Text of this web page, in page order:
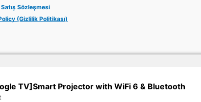
Sözleşmesi
(Gizlilik Politikası)
Turkey Istanbul IT Tech UN NGO Remote Turkish Embassy | Website by
TV]Smart Projector with WiFi 6 & Bluetooth